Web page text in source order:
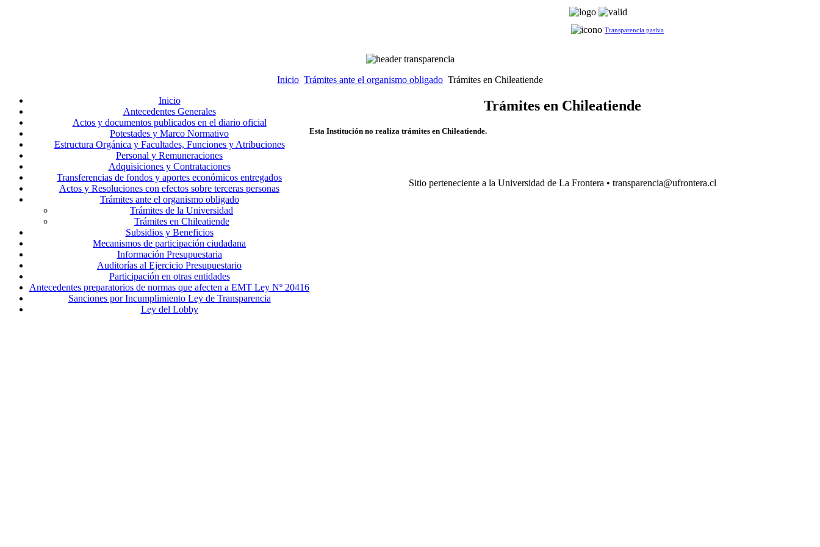
Transparencia pasiva
Inicio Trámites ante el organismo obligado Trámites en Chileatiende
Inicio
Antecedentes Generales
Actos y documentos publicados en el diario oficial
Potestades y Marco Normativo
Estructura Orgánica y Facultades, Funciones y Atribuciones
Personal y Remuneraciones
Adquisiciones y Contrataciones
Transferencias de fondos y aportes económicos entregados
Actos y Resoluciones con efectos sobre terceras personas
Trámites ante el organismo obligado
Trámites de la Universidad
Trámites en Chileatiende
Subsidios y Beneficios
Mecanismos de participación ciudadana
Información Presupuestaria
Auditorías al Ejercicio Presupuestario
Participación en otras entidades
Antecedentes preparatorios de normas que afecten a EMT Ley Nº 20416
Sanciones por Incumplimiento Ley de Transparencia
Ley del Lobby
Trámites en Chileatiende
Esta Institución no realiza trámites en Chileatiende.
Sitio perteneciente a la Universidad de La Frontera • transparencia@ufrontera.cl